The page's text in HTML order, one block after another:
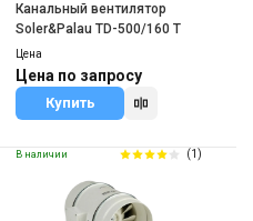
Канальный вентилятор
Soler&Palau TD-500/160 T
Цена
Цена по запросу
Купить
В наличии (1)